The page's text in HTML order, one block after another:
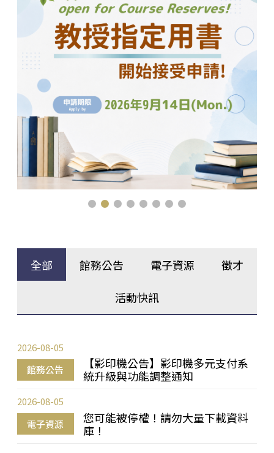
全部 館務公告 電子資源 徵才
活動快訊
館務公告
【影印機公告】影印機多元支付系
統升級與功能調整通知
2026-08-05
電子資源
您可能被停權！請勿大量下載資料
庫！
2026-08-05